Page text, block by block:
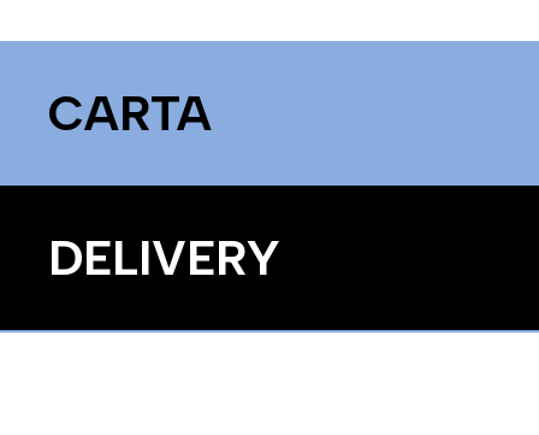
CARTA
DELIVERY